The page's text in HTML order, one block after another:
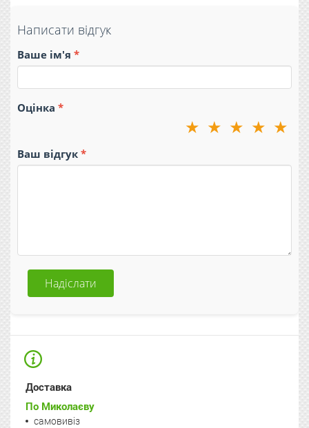
Написати відгук
Ваше ім'я
Оцінка
★
★
★
★
★
Ваш відгук
Надіслати
Доставка
По Миколаєву
самовивіз